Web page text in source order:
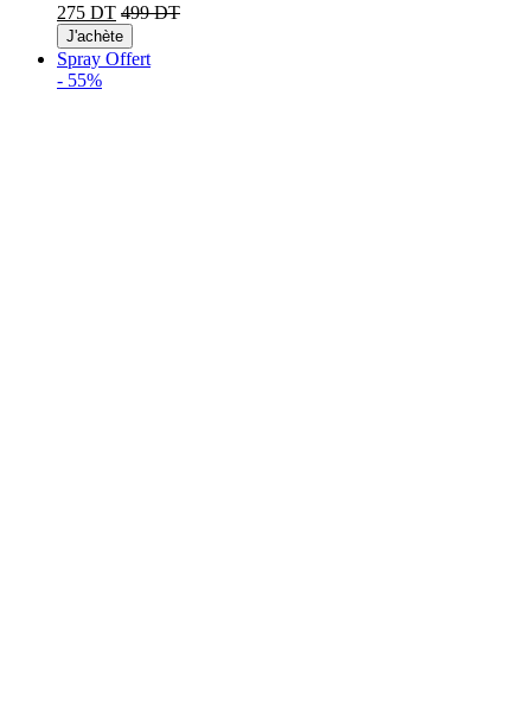
275 DT 499 DT
J'achète
Spray Offert
- 55%